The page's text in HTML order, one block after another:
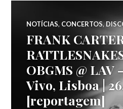
NOTÍCIAS, CONCERTOS,
FRANK
OBGMS @ LAV
Vivo, Lisboa |
[reportagem]